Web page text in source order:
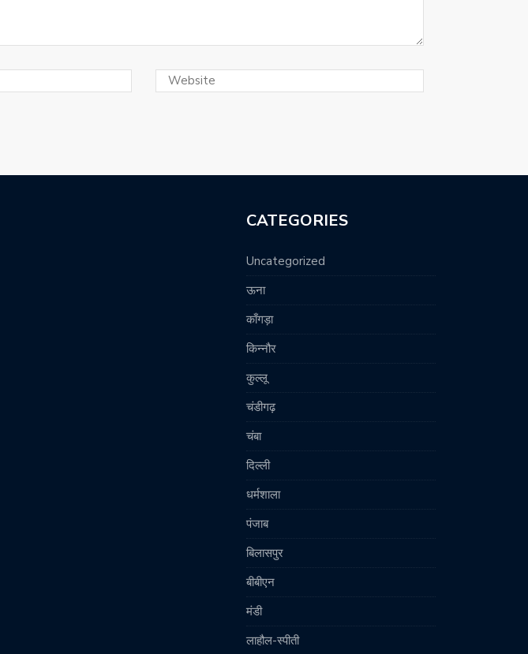
CATEGORIES
Uncategorized
ऊना
काँगड़ा
किन्नौर
कुल्लू
चंडीगढ़
चंबा
दिल्ली
धर्मशाला
पंजाब
बिलासपुर
बीबीएन
मंडी
लाहौल-स्पीती